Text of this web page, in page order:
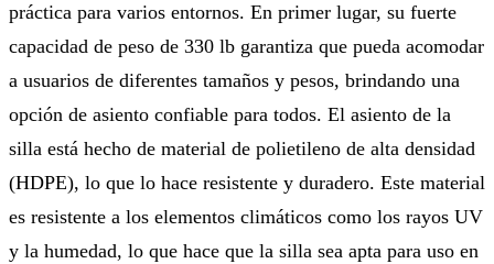
práctica para varios entornos. En primer lugar, su fuerte
capacidad de peso de 330 lb garantiza que pueda acomodar
a usuarios de diferentes tamaños y pesos, brindando una
opción de asiento confiable para todos. El asiento de la
silla está hecho de material de polietileno de alta densidad
(HDPE), lo que lo hace resistente y duradero. Este material
es resistente a los elementos climáticos como los rayos UV
y la humedad, lo que hace que la silla sea apta para uso en